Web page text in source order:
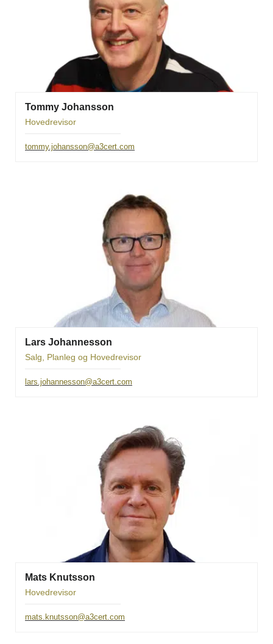
Tommy Johansson
Hovedrevisor
tommy.johansson@a3cert.com
Lars Johannesson
Salg, Planleg og Hovedrevisor
lars.johannesson@a3cert.com
Mats Knutsson
Hovedrevisor
mats.knutsson@a3cert.com